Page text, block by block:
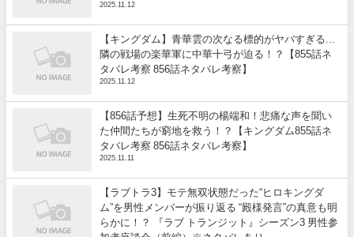
2025.11.12
【キングダム】青華雲の次なる標的がヤバすぎる...
隣の戦場の楽華軍に中華十弓が迫る！？【855話ネ
タバレ考察 856話ネタバレ考察】
2025.11.12
【856話予想】生死不明の楊端和！悲痛な声を聞い
た仲間たちが窮地を救う！？【キングダム855話ネ
タバレ考察 856話ネタバレ考察】
2025.11.11
【ラブトラ3】モテ無双状態だった“ヒロキングダ
ム”を男性メンバーが振り返る “殿様発言”の真意も明
らかに！？ 『ラブ トランジット』シーズン3 男性参